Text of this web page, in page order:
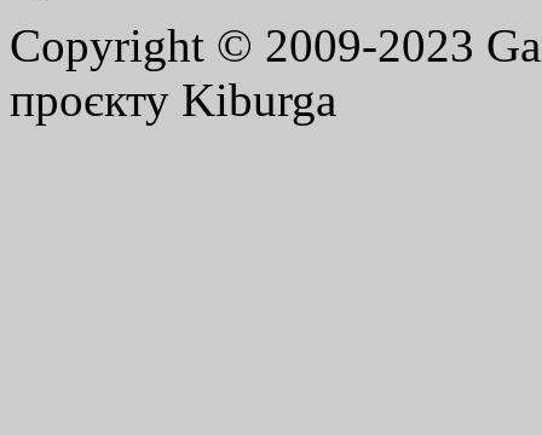
Copyright © 2009-2023
проєкту Kiburga